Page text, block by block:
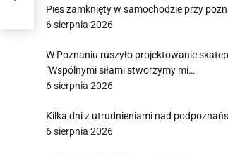
Pies zamknięty w samochodzie przy
6 sierpnia 2026
W Poznaniu ruszyło projektowanie
"Wspólnymi siłami stworzymy mi…
6 sierpnia 2026
Kilka dni z utrudnieniami nad
6 sierpnia 2026